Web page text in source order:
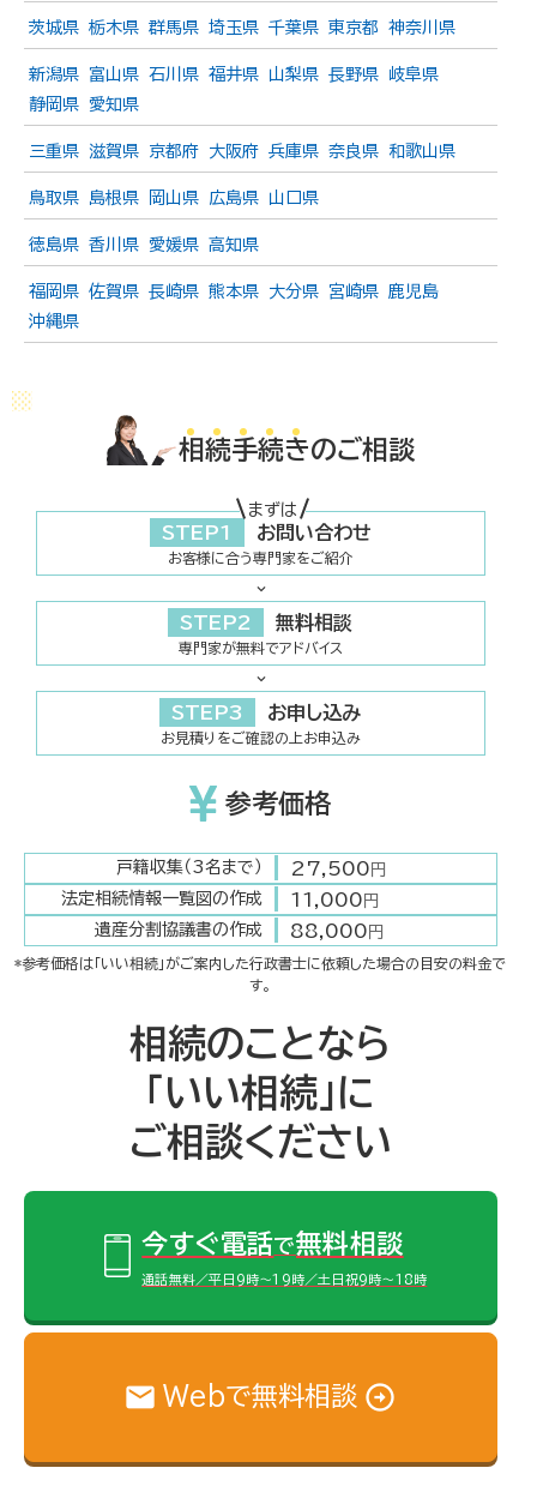
茨城県 栃木県 群馬県 埼玉県 千葉県 東京都 神奈川県
新潟県 富山県 石川県 福井県 山梨県 長野県
岐阜県
静岡県 愛知県
三重県 滋賀県 京都府 大阪府 兵庫県 奈良県 和歌山県
鳥取県 島根県 岡山県 広島県 山口県
徳島県 香川県 愛媛県 高知県
福岡県 佐賀県 長崎県 熊本県 大分県 宮崎県 鹿児島
沖縄県
相続手続きのご相談
まずは
STEP1 お問い合わせ
お客様に合う専門家をご紹介
STEP2 無料相談
専門家が無料でアドバイス
STEP3 お申し込み
お見積りをご確認の上お申込み
参考価格
戸籍収集（3名まで） 27,500 円
法定相続情報一覧図の作成
11,000 円
遺産分割協議書の作成
88,000 円
*参考価格は「いい相続」がご案内した行政書士に依頼した場合の目安の料金で
す。
相続のことなら
「いい相続」に
ご相談ください
今すぐ電話で無料相談
通話無料／平日9時～19時／土日祝9時～18時
Webで無料相談